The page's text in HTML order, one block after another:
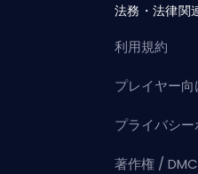
法務・法律関
利用規約
プレイヤー向
プライバシ
著作権 /